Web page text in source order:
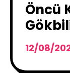
Öncü
12/08/